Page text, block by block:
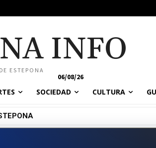
INFO
ESTEPONA
06/08/26
SOCIEDAD CULTURA